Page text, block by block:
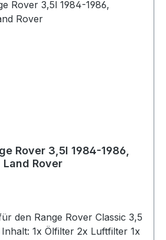
Rover 3,5l 1984-1986,
Rover
den Range Rover Classic 3,5
1x Ölfilter 2x Luftfilter 1x